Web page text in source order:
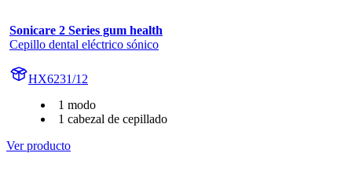
Sonicare 2 Series gum health
Cepillo dental eléctrico sónico
HX6231/12
1 modo
1 cabezal de cepillado
Ver producto